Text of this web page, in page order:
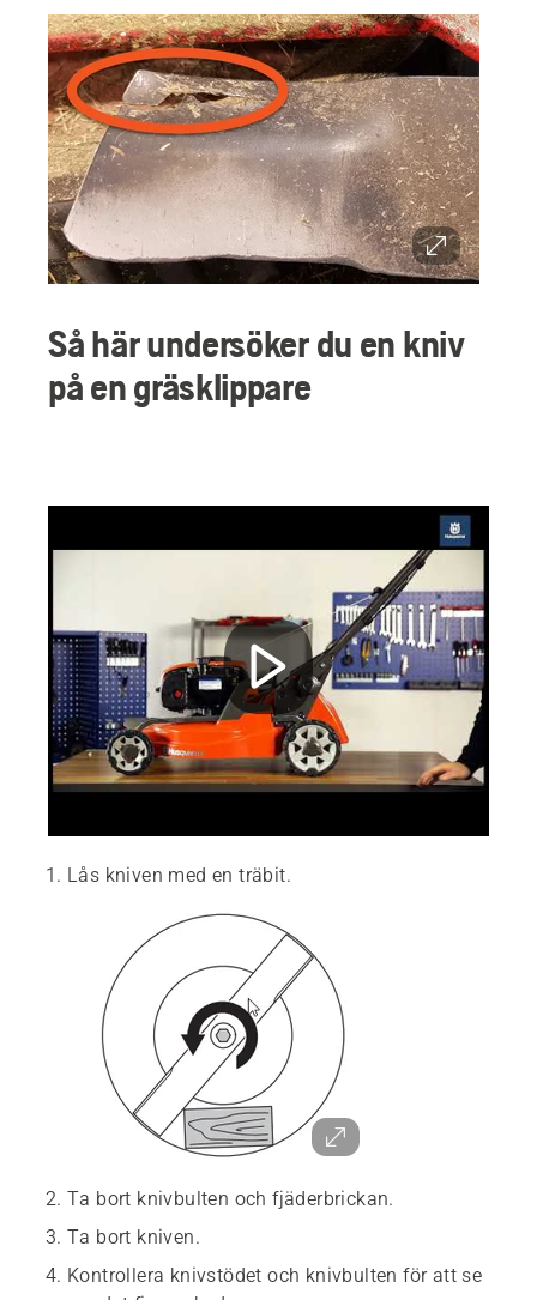
Så här undersöker du en kniv
på en gräsklippare
Lås kniven med en träbit.
Ta bort knivbulten och fjäderbrickan.
Ta bort kniven.
Kontrollera knivstödet och knivbulten för att se